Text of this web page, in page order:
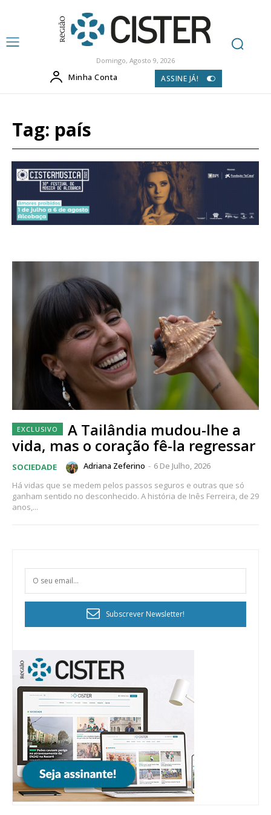
Domingo, Agosto 9, 2026
Minha Conta ASSINE JÁ!
Tag: país
A Tailândia mudou-lhe a
vida, mas o coração fê-la regressar
SOCIEDADE Adriana Zeferino - 6 De Julho, 2026
Há vidas que se medem pelos passos seguros e outras que só
ganham sentido no desconhecido. A história de Inês Ferreira, de 29
anos,...
Subscrever Newsletter!